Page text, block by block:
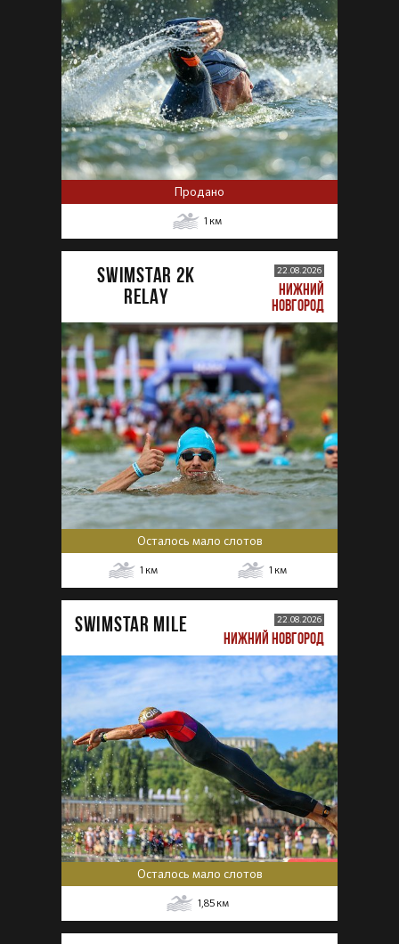
Продано
1 км
SWIMSTAR 2K
RELAY
22.08.2026
НИЖНИЙ
НОВГОРОД
Осталось мало слотов
1 км 1 км
SWIMSTAR MILE 22.08.2026
НИЖНИЙ НОВГОРОД
Осталось мало слотов
1,85 км